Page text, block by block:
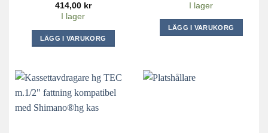
414,00 kr
I lager
LÄGG I VARUKORG
I lager
LÄGG I VARUKORG